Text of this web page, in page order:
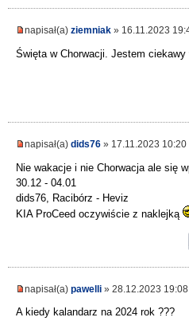
napisał(a) ziemniak » 16.11.2023
Święta w Chorwacji. Jestem ciekawy
napisał(a) dids76 » 17.11.2023 10:20
Nie wakacje i nie Chorwacja ale się
30.12 - 04.01
dids76, Racibórz - Heviz
KIA ProCeed oczywiście z naklejką
napisał(a) pawelli » 28.12.2023 19:08
A kiedy kalandarz na 2024 rok ???